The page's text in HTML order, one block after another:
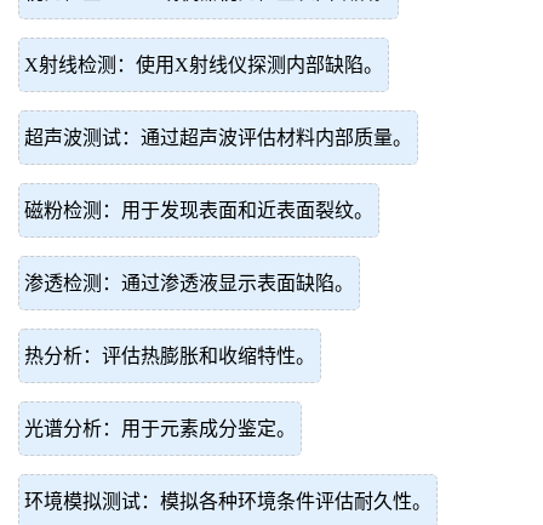
X射线检测：使用X射线仪探测内部缺陷。
超声波测试：通过超声波评估材料内部质量。
磁粉检测：用于发现表面和近表面裂纹。
渗透检测：通过渗透液显示表面缺陷。
热分析：评估热膨胀和收缩特性。
光谱分析：用于元素成分鉴定。
环境模拟测试：模拟各种环境条件评估耐久性。